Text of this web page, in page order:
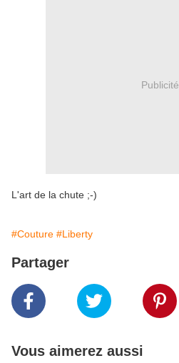
Publicité
L'art de la chute ;-)
#Couture #Liberty
Partager
Vous aimerez aussi